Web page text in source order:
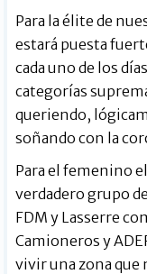
Para la élite de
estará puesta
cada uno de los
categorías
queriendo,
soñando con la
Para el femenino
verdadero grupo
FDM y Lasserre
Camioneros y
vivir una zona que